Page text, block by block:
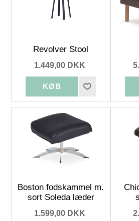
Revolver Stool
1.449,00 DKK
Boston fodskammel m.
sort Soleda læder
1.599,00 DKK